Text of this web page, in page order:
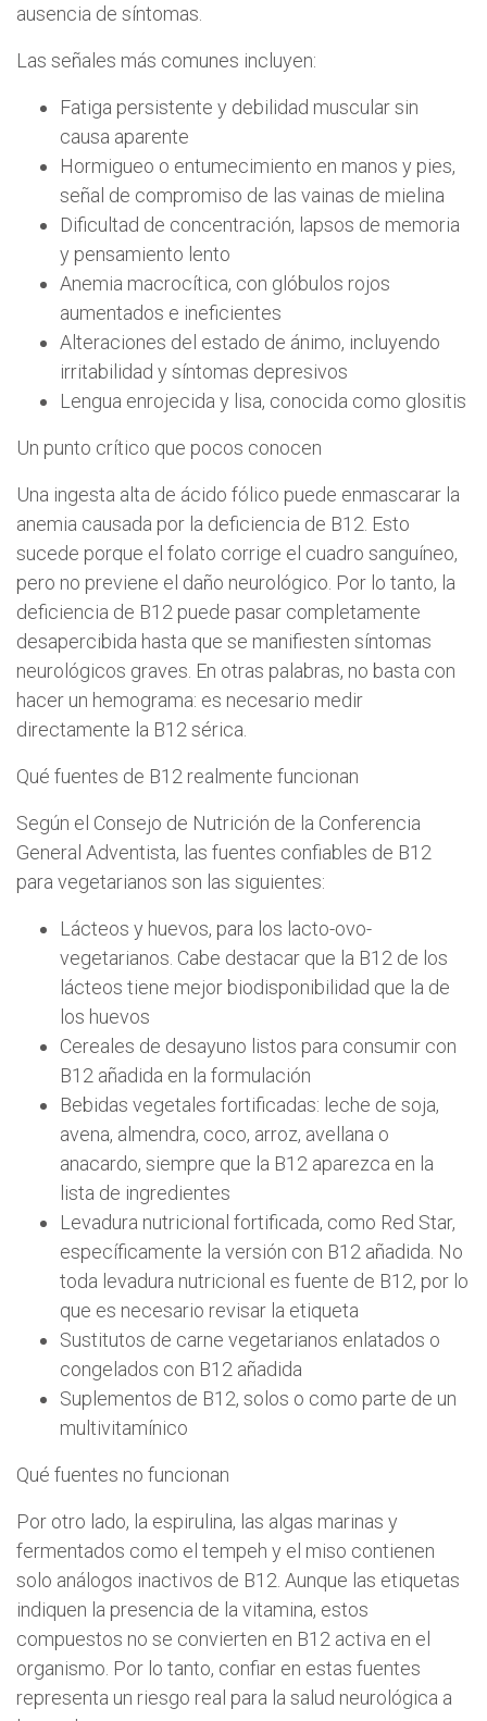
ausencia de síntomas.
Las señales más comunes incluyen:
Fatiga persistente y debilidad muscular sin
causa aparente
Hormigueo o entumecimiento en manos y pies,
señal de compromiso de las vainas de mielina
Dificultad de concentración, lapsos de memoria
y pensamiento lento
Anemia macrocítica, con glóbulos rojos
aumentados e ineficientes
Alteraciones del estado de ánimo, incluyendo
irritabilidad y síntomas depresivos
Lengua enrojecida y lisa, conocida como glositis
Un punto crítico que pocos conocen
Una ingesta alta de ácido fólico puede enmascarar la
anemia causada por la deficiencia de B12. Esto
sucede porque el folato corrige el cuadro sanguíneo,
pero no previene el daño neurológico. Por lo tanto, la
deficiencia de B12 puede pasar completamente
desapercibida hasta que se manifiesten síntomas
neurológicos graves. En otras palabras, no basta con
hacer un hemograma: es necesario medir
directamente la B12 sérica.
Qué fuentes de B12 realmente funcionan
Según el Consejo de Nutrición de la Conferencia
General Adventista, las fuentes confiables de B12
para vegetarianos son las siguientes:
Lácteos y huevos, para los lacto-ovo-
vegetarianos. Cabe destacar que la B12 de los
lácteos tiene mejor biodisponibilidad que la de
los huevos
Cereales de desayuno listos para consumir con
B12 añadida en la formulación
Bebidas vegetales fortificadas: leche de soja,
avena, almendra, coco, arroz, avellana o
anacardo, siempre que la B12 aparezca en la
lista de ingredientes
Levadura nutricional fortificada, como Red Star,
específicamente la versión con B12 añadida. No
toda levadura nutricional es fuente de B12, por lo
que es necesario revisar la etiqueta
Sustitutos de carne vegetarianos enlatados o
congelados con B12 añadida
Suplementos de B12, solos o como parte de un
multivitamínico
Qué fuentes no funcionan
Por otro lado, la espirulina, las algas marinas y
fermentados como el tempeh y el miso contienen
solo análogos inactivos de B12. Aunque las etiquetas
indiquen la presencia de la vitamina, estos
compuestos no se convierten en B12 activa en el
organismo. Por lo tanto, confiar en estas fuentes
representa un riesgo real para la salud neurológica a